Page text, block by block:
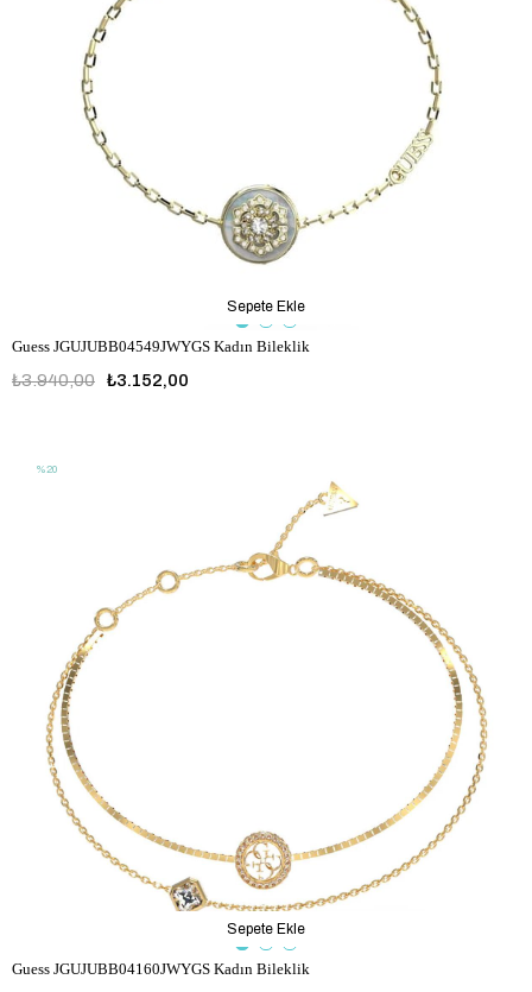
Guess JGUJUBB04549JWYGS Kadın Bileklik
₺3.152,00
₺3.940,00
Sepete Ekle
Guess JGUJUBB04160JWYGS Kadın Bileklik
Sepete Ekle
%20